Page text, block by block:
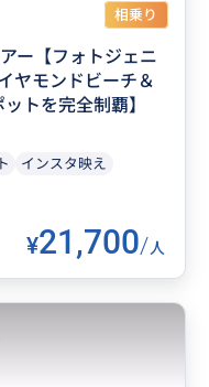
相乗り
ー【フォトジェニ
ヤモンドビーチ＆
トを完全制覇】
インスタ映え
¥21,700/人